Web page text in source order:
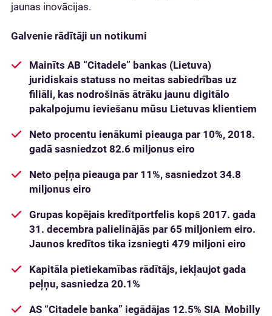
jaunas inovācijas.
Galvenie rādītāji un notikumi
Mainīts AB “Citadele” bankas (Lietuva)
juridiskais statuss no meitas sabiedrības uz
filiāli, kas nodrošinās ātrāku jaunu digitālo
pakalpojumu ieviešanu mūsu Lietuvas klientiem
Neto procentu ienākumi pieauga par 10%, 2018.
gadā sasniedzot 82.6 miljonus eiro
Neto peļņa pieauga par 11%, sasniedzot 34.8
miljonus eiro
Grupas kopējais kredītportfelis kopš 2017. gada
31. decembra palielinājās par 65 miljoniem eiro.
Jaunos kredītos tika izsniegti 479 miljoni eiro
Kapitāla pietiekamības rādītājs, iekļaujot gada
peļņu, sasniedza 20.1%
AS “Citadele banka” iegādājas 12.5% SIA Mobilly